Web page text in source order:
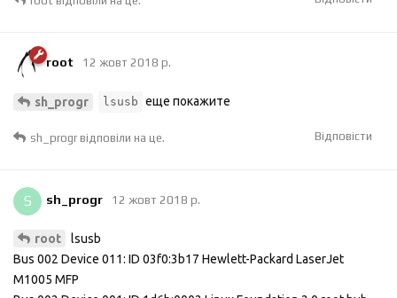
root 12 жовт 2018 р.
sh_progr lsusb еще покажите
Відповісти
sh_progrвідповіли на це.
S sh_progr 12 жовт 2018 р.
root
lsusb
Bus 002 Device 011: ID 03f0:3b17 Hewlett-Packard LaserJet
M1005 MFP